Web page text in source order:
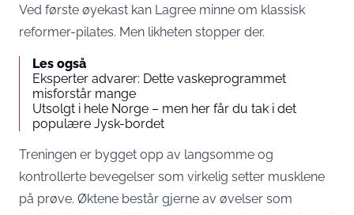
Ved første øyekast kan Lagree minne om klassisk
reformer-pilates. Men likheten stopper der.
Les også
Eksperter advarer: Dette vaskeprogrammet
misforstår mange
Utsolgt i hele Norge – men her får du tak i det
populære Jysk-bordet
Treningen er bygget opp av langsomme og
kontrollerte bevegelser som virkelig setter musklene
på prøve. Øktene består gjerne av øvelser som